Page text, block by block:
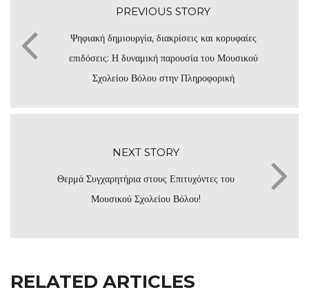
PREVIOUS STORY
Ψηφιακή δημιουργία, διακρίσεις και κορυφαίες
επιδόσεις: Η δυναμική παρουσία του Μουσικού
Σχολείου Βόλου στην Πληροφορική
NEXT STORY
Θερμά Συγχαρητήρια στους Επιτυχόντες του
Μουσικού Σχολείου Βόλου!
RELATED ARTICLES